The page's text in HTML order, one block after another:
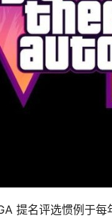
提名评选惯例于